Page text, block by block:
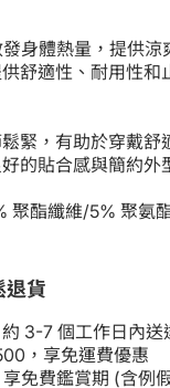
身體熱量，提供涼
舒適性、耐用性和
緊，有助於穿戴舒
的貼合感與簡約外
聚酯纖維/5% 聚氨
退貨
3-7 個工作日內送
，享免運費優惠
免費鑑賞期 (含例